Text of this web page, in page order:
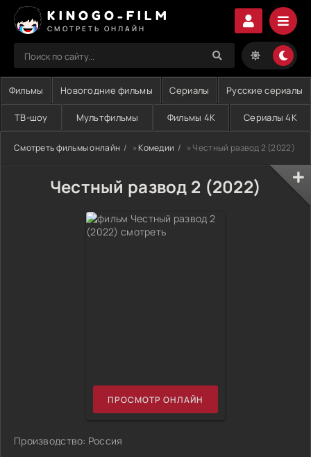
KINOGO-FILM
СМОТРЕТЬ ОНЛАЙН
Фильмы Новогодние фильмы Сериалы Русские сериалы
ТВ-шоу Мультфильмы Фильмы 4K Сериалы 4K
Смотреть фильмы онлайн »Комедии » Честный развод 2 (2022)
Честный развод 2 (2022)
ПРОСМОТР ОНЛАЙН
Производство: Россия